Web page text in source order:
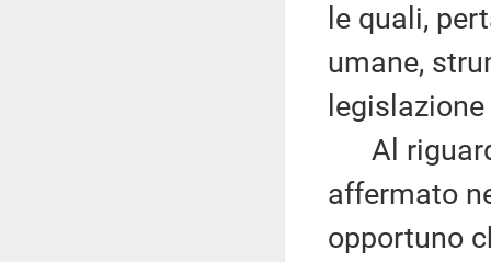
le quali,
umane,
Al
affermato
opportuno